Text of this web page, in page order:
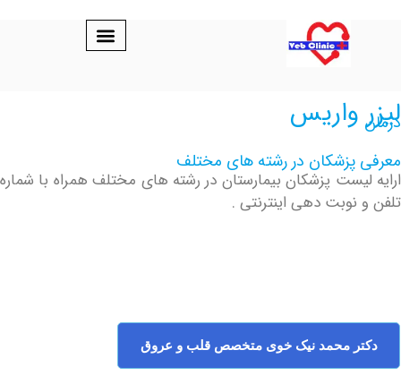
در رشته های مختلف
پزشکان بیمارستان در رشته های مختلف همراه با شماره
دهی اینترنتی .
محمد نیک خوی متخصص قلب و عروق